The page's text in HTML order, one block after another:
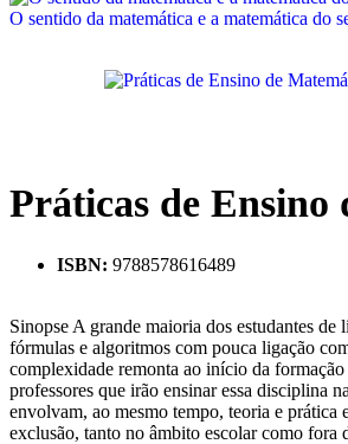
O sentido da matemática e a matemática do
Práticas de Ensino
ISBN: 9788578616489
Sinopse A grande maioria dos estudantes
fórmulas e algoritmos com pouca ligação
complexidade remonta ao início da
professores que irão ensinar essa disciplina
envolvam, ao mesmo tempo, teoria e prática
exclusão, tanto no âmbito escolar como